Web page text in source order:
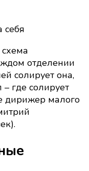
себя
отделении
солирует она,
где солирует
дирижер малого